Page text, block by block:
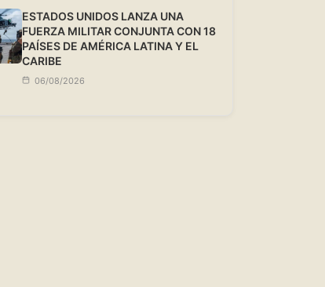
ESTADOS UNIDOS LANZA UNA
FUERZA MILITAR CONJUNTA CON 18
PAÍSES DE AMÉRICA LATINA Y EL
CARIBE
06/08/2026